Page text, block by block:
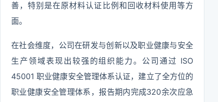
善，特别是在原材料认证比例和回收材料使用等方
面。
在社会维度，公司在研发与创新以及职业健康与安全
生产领域表现出较强的组织能力。公司通过 ISO
45001 职业健康安全管理体系认证，建立了全方位的
职业健康安全管理体系，报告期内完成320余次应急